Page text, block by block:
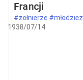
Francji
#żołnierze #młodzież
1938/07/14